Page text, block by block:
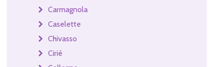
Carmagnola
Caselette
Chivasso
Ciriè